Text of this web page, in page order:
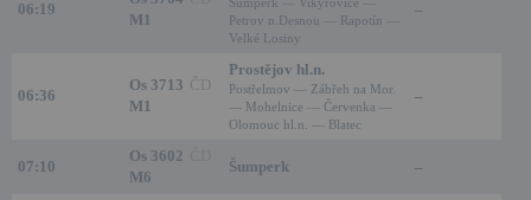
06:19
M1
Petrov n.Desnou — Rapotín —
Velké Losiny
–
06:36
Os 3713 ČD
M1
Prostějov hl.n.
Postřelmov — Zábřeh na Mor.
— Mohelnice — Červenka —
Olomouc hl.n. — Blatec
–
07:10
Os 3602
M6
Šumperk –